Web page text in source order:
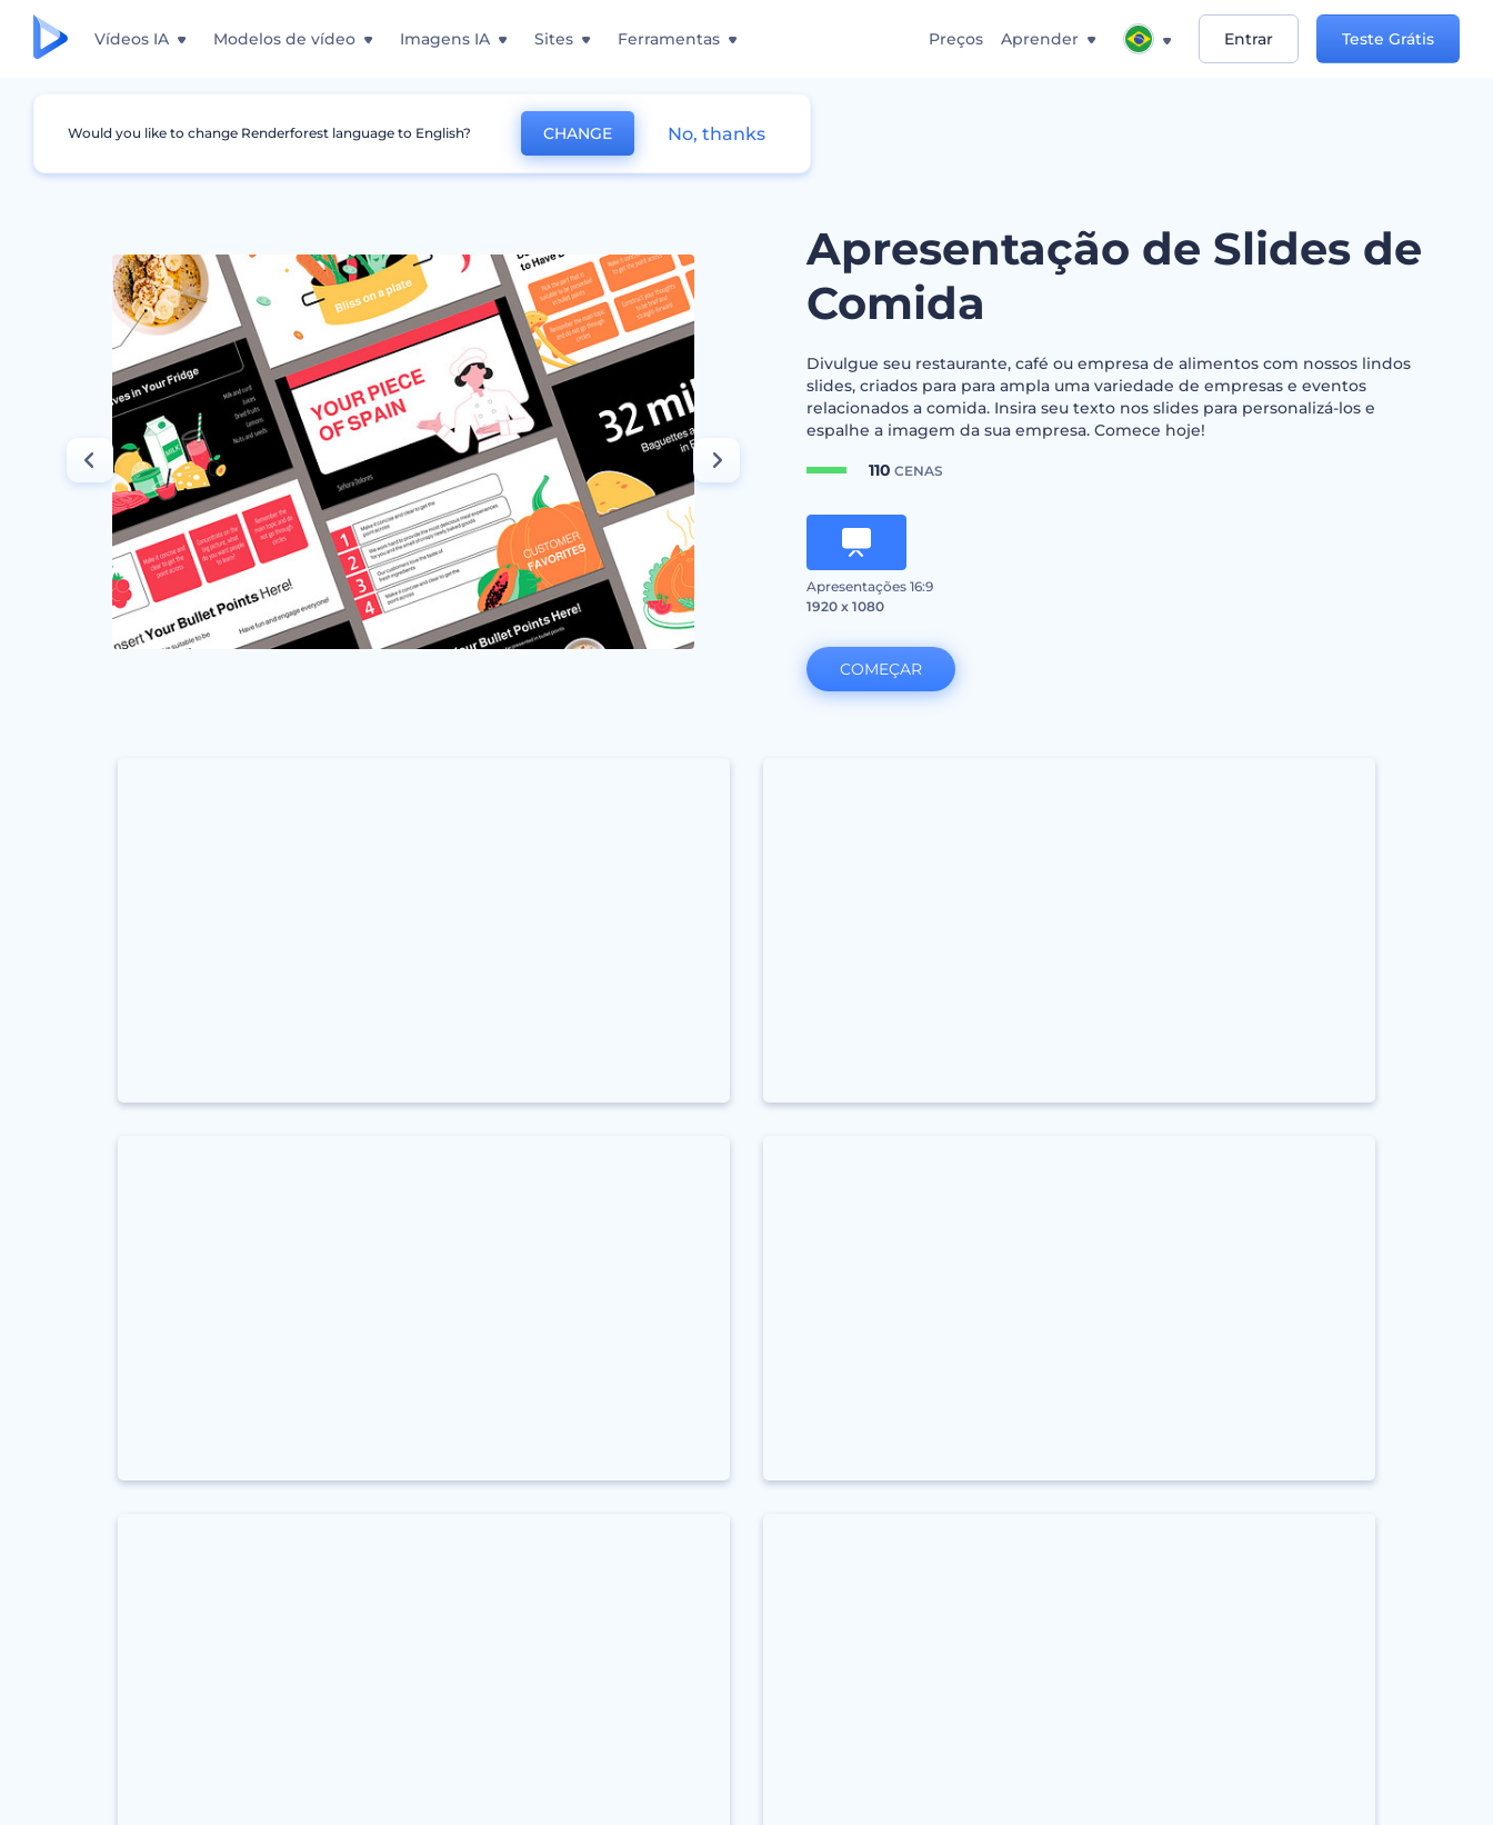
Vídeos IA Modelos de vídeo Imagens IA Sites Ferramentas Preços Aprender Entrar Teste Grátis
Design Gráfico Criativo Apresentação de Slides de Comida
Apresentação de Slides de
Comida
Divulgue seu restaurante, café ou empresa de alimentos com nossos lindos
slides, criados para para ampla uma variedade de empresas e eventos
relacionados a comida. Insira seu texto nos slides para personalizá-los e
espalhe a imagem da sua empresa. Comece hoje!
110 CENAS
Apresentações 16:9
1920 x 1080
COMEÇAR
Would you like to change Renderforest language to English? CHANGE No, thanks